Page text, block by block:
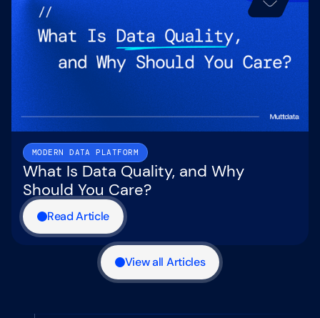
MODERN DATA PLATFORM
What Is Data Quality, and Why
Should You Care?
Read Article
View all Articles